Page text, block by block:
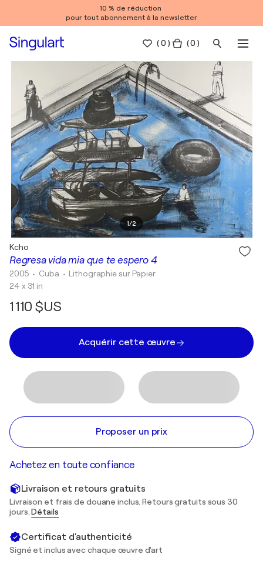
10 % de réduction
pour tout abonnement à la newsletter
(0 ) ( 0 )
1/2
Regresa vida mia que te espero 4
Kcho
2005 • Cuba • Lithographie sur Papier
24 x 31 in
1 110 $US
Acquérir cette œuvre
Proposer un prix
Achetez en toute confiance
Livraison et retours gratuits
Livraison et frais de douane inclus. Retours gratuits sous 30
jours.Détails
Certificat d'authenticité
Signé et inclus avec chaque œuvre d'art